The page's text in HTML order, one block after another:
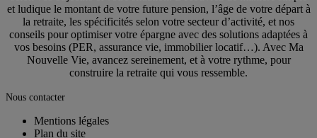
et ludique le montant de votre future pension, l’âge de votre départ à
la retraite, les spécificités selon votre secteur d’activité, et nos
conseils pour optimiser votre épargne avec des solutions adaptées à
vos besoins (PER, assurance vie, immobilier locatif…). Avec Ma
Nouvelle Vie, avancez sereinement, et à votre rythme, pour
construire la retraite qui vous ressemble.
Nous contacter
Mentions légales
Plan du site